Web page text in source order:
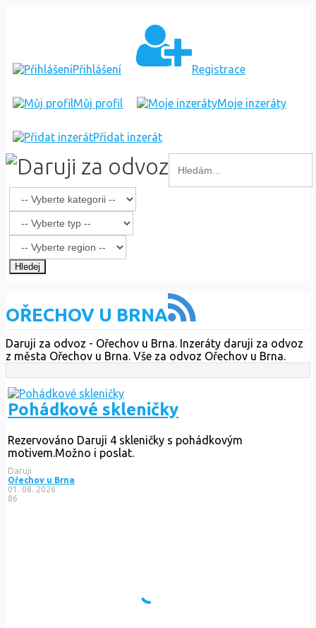
Přihlášení Registrace
Můj profil Moje inzeráty
Přidat inzerát
Hledej
OŘECHOV U BRNA
Daruji za odvoz - Ořechov u Brna. Inzeráty daruji za odvoz
z města Ořechov u Brna. Vše za odvoz Ořechov u Brna.
Pohádkové skleničky
Rezervováno Daruji 4 skleničky s pohádkovým
motivem.Možno i poslat.
Daruji
Ořechov u Brna
01. 08. 2026
86